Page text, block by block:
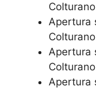
Colturano
​Apertura
Colturano
Apertura
Colturano
​Apertura